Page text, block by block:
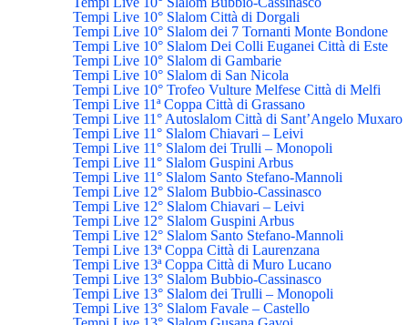
Tempi Live 10° Slalom Città di Dorgali
Tempi Live 10° Slalom dei 7 Tornanti Monte Bondone
Tempi Live 10° Slalom Dei Colli Euganei Città di Este
Tempi Live 10° Slalom di Gambarie
Tempi Live 10° Slalom di San Nicola
Tempi Live 10° Trofeo Vulture Melfese Città di Melfi
Tempi Live 11ª Coppa Città di Grassano
Tempi Live 11° Autoslalom Città di Sant’Angelo Muxaro
Tempi Live 11° Slalom Chiavari – Leivi
Tempi Live 11° Slalom dei Trulli – Monopoli
Tempi Live 11° Slalom Guspini Arbus
Tempi Live 11° Slalom Santo Stefano-Mannoli
Tempi Live 12° Slalom Bubbio-Cassinasco
Tempi Live 12° Slalom Chiavari – Leivi
Tempi Live 12° Slalom Guspini Arbus
Tempi Live 12° Slalom Santo Stefano-Mannoli
Tempi Live 13ª Coppa Città di Laurenzana
Tempi Live 13ª Coppa Città di Muro Lucano
Tempi Live 13° Slalom Bubbio-Cassinasco
Tempi Live 13° Slalom dei Trulli – Monopoli
Tempi Live 13° Slalom Favale – Castello